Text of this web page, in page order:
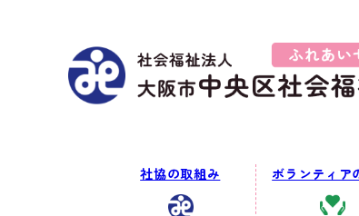
社協の取組み ボランティア